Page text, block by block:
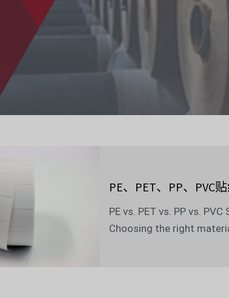
PE、PET、PP、PVC
PE vs. PET vs. PP vs.
Choosing the right